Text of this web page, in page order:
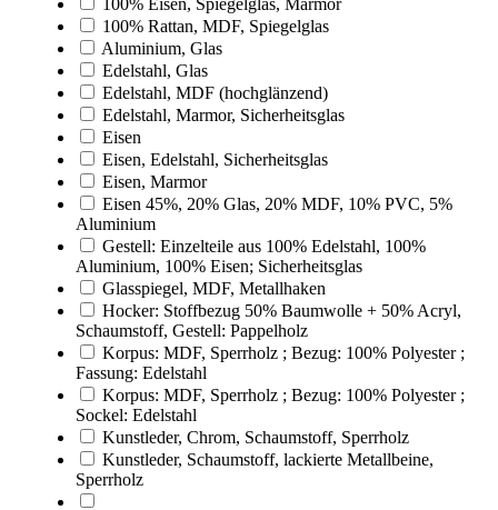
100% Eisen, Spiegelglas, Marmor
100% Rattan, MDF, Spiegelglas
Aluminium, Glas
Edelstahl, Glas
Edelstahl, MDF (hochglänzend)
Edelstahl, Marmor, Sicherheitsglas
Eisen
Eisen, Edelstahl, Sicherheitsglas
Eisen, Marmor
Eisen 45%, 20% Glas, 20% MDF, 10% PVC, 5%
Aluminium
Gestell: Einzelteile aus 100% Edelstahl, 100%
Aluminium, 100% Eisen; Sicherheitsglas
Glasspiegel, MDF, Metallhaken
Hocker: Stoffbezug 50% Baumwolle + 50% Acryl,
Schaumstoff, Gestell: Pappelholz
Korpus: MDF, Sperrholz ; Bezug: 100% Polyester ;
Fassung: Edelstahl
Korpus: MDF, Sperrholz ; Bezug: 100% Polyester ;
Sockel: Edelstahl
Kunstleder, Chrom, Schaumstoff, Sperrholz
Kunstleder, Schaumstoff, lackierte Metallbeine,
Sperrholz